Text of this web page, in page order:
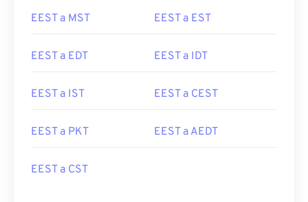
EEST a MST EEST a EST
EEST a EDT EEST a IDT
EEST a IST EEST a CEST
EEST a PKT EEST a AEDT
EEST a CST